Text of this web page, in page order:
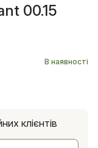
00.15
В наявності
клієнтів